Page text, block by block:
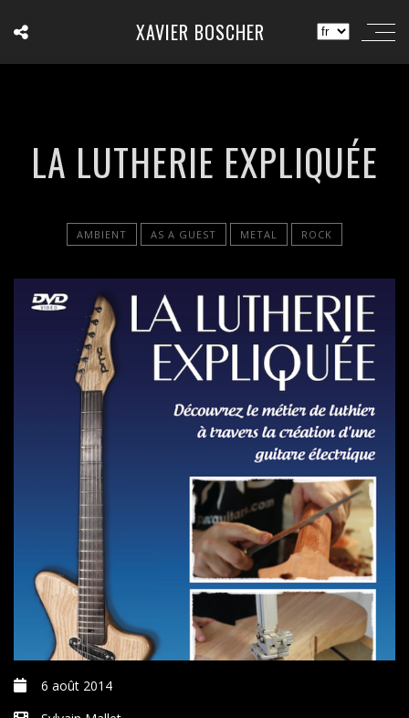
XAVIER BOSCHER
LA LUTHERIE EXPLIQUÉE
AMBIENT AS A GUEST METAL ROCK
6 août 2014